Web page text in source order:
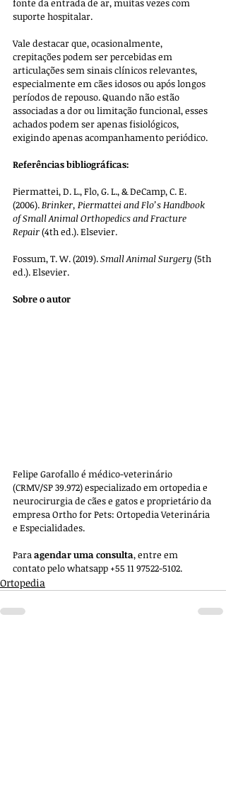
fonte da entrada de ar, muitas vezes com
suporte hospitalar.
Vale destacar que, ocasionalmente,
crepitações podem ser percebidas em
articulações sem sinais clínicos relevantes,
especialmente em cães idosos ou após longos
períodos de repouso. Quando não estão
associadas a dor ou limitação funcional, esses
achados podem ser apenas fisiológicos,
exigindo apenas acompanhamento periódico.
Referências bibliográficas:
Piermattei, D. L., Flo, G. L., & DeCamp, C. E.
(2006). Brinker, Piermattei and Flo’s Handbook
of Small Animal Orthopedics and Fracture
Repair (4th ed.). Elsevier.
Fossum, T. W. (2019). Small Animal Surgery (5th
ed.). Elsevier.
Sobre o autor
Felipe Garofallo é médico-veterinário
(CRMV/SP 39.972) especializado em ortopedia e
neurocirurgia de cães e gatos e proprietário da
empresa Ortho for Pets: Ortopedia Veterinária
e Especialidades.
Para agendar uma consulta, entre em
contato pelo whatsapp +55 11 97522-5102.
Ortopedia